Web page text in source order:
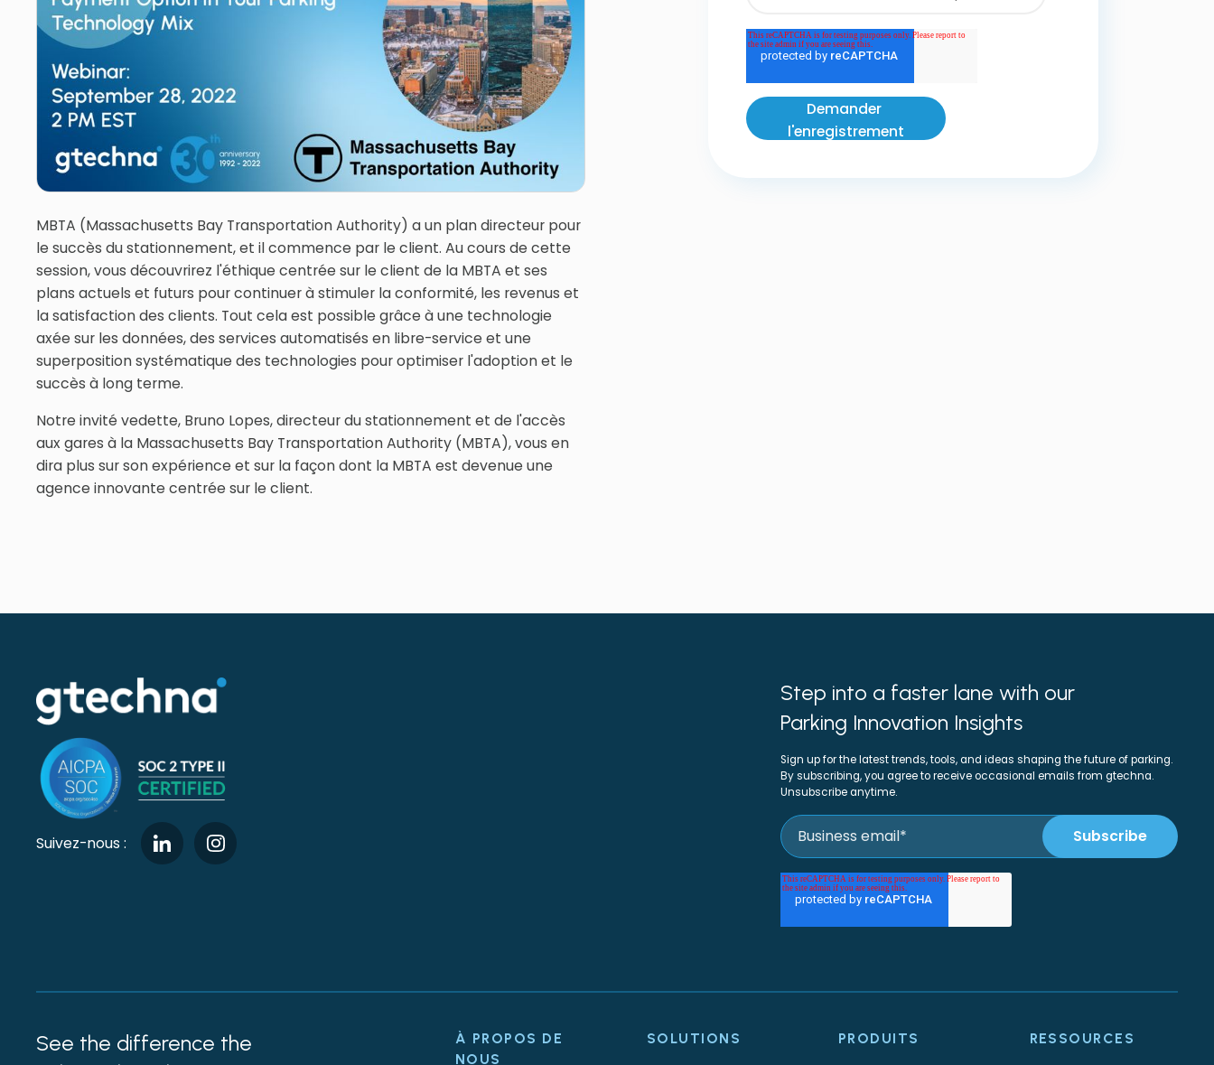
MBTA (Massachusetts Bay Transportation Authority) a un plan directeur pour
le succès du stationnement, et il commence par le client. Au cours de cette
session, vous découvrirez l'éthique centrée sur le client de la MBTA et ses
plans actuels et futurs pour continuer à stimuler la conformité, les revenus et
la satisfaction des clients. Tout cela est possible grâce à une technologie
axée sur les données, des services automatisés en libre-service et une
superposition systématique des technologies pour optimiser l'adoption et le
succès à long terme.
Notre invité vedette, Bruno Lopes, directeur du stationnement et de l'accès
aux gares à la Massachusetts Bay Transportation Authority (MBTA), vous en
dira plus sur son expérience et sur la façon dont la MBTA est devenue une
agence innovante centrée sur le client.
Suivez-nous :
Step into a faster lane with our
Parking Innovation Insights
Sign up for the latest trends, tools, and ideas shaping the future of parking.
By subscribing, you agree to receive occasional emails from gtechna.
Unsubscribe anytime.
See the difference the
À PROPOS DE
NOUS
SOLUTIONS PRODUITS RESSOURCES